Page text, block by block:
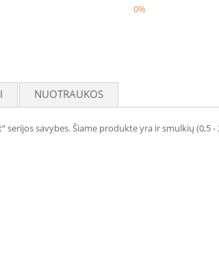
0%
NUOTRAUKOS
serijos savybes. Šiame produkte yra ir smulkių